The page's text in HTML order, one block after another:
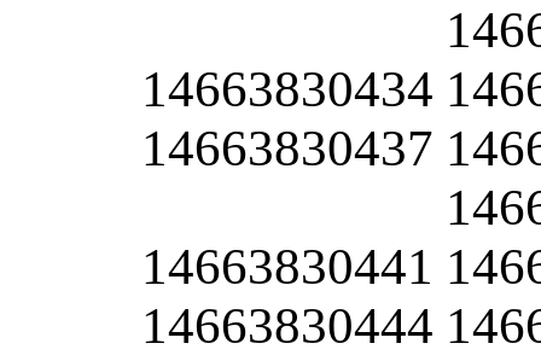
14663830434
14663830437
14663830441
14663830444